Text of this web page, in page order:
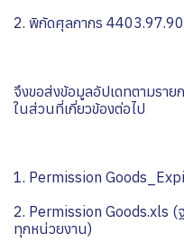
2. พิกัดศุลกากร
จึงขอส่งข้อมูลอัปเดทตามราย
ในส่วนที่เกี่ยวข้องต่อไป
1. Permission
2. Permission Goods.xls
ทุกหน่วยงาน)